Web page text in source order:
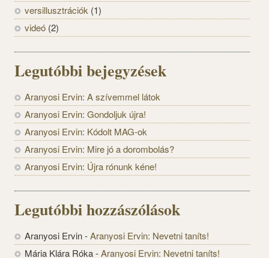
versillusztrációk (1)
videó (2)
Legutóbbi bejegyzések
Aranyosi Ervin: A szívemmel látok
Aranyosi Ervin: Gondoljuk újra!
Aranyosi Ervin: Kódolt MAG-ok
Aranyosi Ervin: Mire jó a dorombolás?
Aranyosi Ervin: Újra rónunk kéne!
Legutóbbi hozzászólások
Aranyosi Ervin-Aranyosi Ervin: Nevetni taníts!
Mária Klára Róka-Aranyosi Ervin: Nevetni taníts!